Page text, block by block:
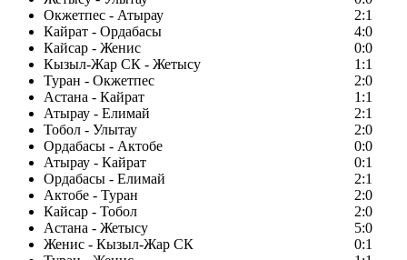
Окжетпес - Атырау
2:1
Кайрат - Ордабасы
4:0
Кайсар - Женис
0:0
Кызыл-Жар СК - Жетысу
1:1
Туран - Окжетпес
2:0
Астана - Кайрат
1:1
Атырау - Елимай
2:1
Тобол - Улытау
2:0
Ордабасы - Актобе
0:0
Атырау - Кайрат
0:1
Ордабасы - Елимай
2:1
Актобе - Туран
2:0
Кайсар - Тобол
2:0
Астана - Жетысу
5:0
Женис - Кызыл-Жар СК
0:1